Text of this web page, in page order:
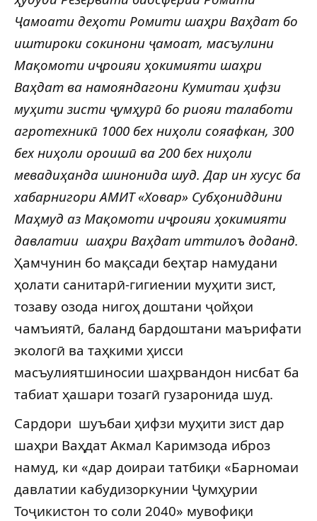
Ҷамоати деҳоти Ромити шаҳри Ваҳдат бо
иштироки сокинони ҷамоат, масъулини
Мақомоти иҷроияиҳокимияти шаҳри
Ваҳдат ва намояндагони Кумитаи ҳифзи
муҳити зисти ҷумҳурӣ бо риояи талаботи
агротехникӣ 1000 бех ниҳоли сояафкан, 300
бех ниҳоли ороишӣ ва 200 бех ниҳоли
мевадиҳанда шинонида шуд. Дар ин хусус ба
хабарнигори АМИТ «Ховар» Субҳониддини
Маҳмуд аз Мақомоти иҷроияи ҳокимияти
давлатии шаҳри Ваҳдат иттилоъ доданд.
Ҳамчунин бо мақсади беҳтар намудани
ҳолати санитарӣ-гигиении муҳити зист,
тозаву озода нигоҳ доштани ҷойҳои
чамъиятӣ, баланд бардоштани маърифати
экологӣ ва таҳкими ҳисси
масъулиятшиносии шаҳрвандон нисбат ба
табиат ҳашари тозагӣ гузаронида шуд.
Сардори шуъбаи ҳифзи муҳити зист дар
шаҳри Ваҳдат Акмал Каримзода иброз
намуд, ки «дар доираи татбиқи «Барномаи
давлатии кабудизоркунии Ҷумҳурии
Тоҷикистон то соли 2040» мувофиқи